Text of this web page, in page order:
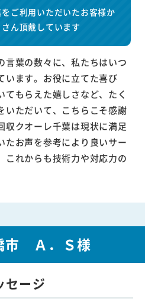
ご利用いただいたお客様か
ん頂戴しています
言葉の数々に、私たちはいつ
います。お役に立てた喜び
てもらえた嬉しさなど、たく
いただいて、こちらこそ感謝
収クオーレ千葉は現状に満足
たお声を参考により良いサー
これからも技術力や対応力の
市 Ａ．Ｓ様
セージ